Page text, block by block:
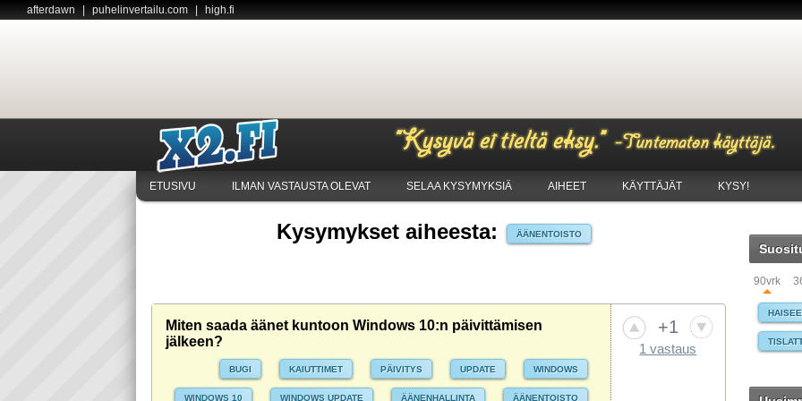
afterdawn puhelinvertailu.com high.fi
ETUSIVU ILMAN VASTAUSTA OLEVAT SELAA KYSYMYKSIÄ AIHEET KÄYTTÄJÄT KYSY!
Kysymykset aiheesta: ÄÄNENTOISTO
Miten saada äänet kuntoon Windows 10:n päivittämisen
jälkeen?
BUGI KAIUTTIMET PÄIVITYS UPDATE WINDOWS
WINDOWS 10 WINDOWS UPDATE ÄÄNENHALLINTA ÄÄNENTOISTO
+1
1 vastaus
90vrk
HAISEE